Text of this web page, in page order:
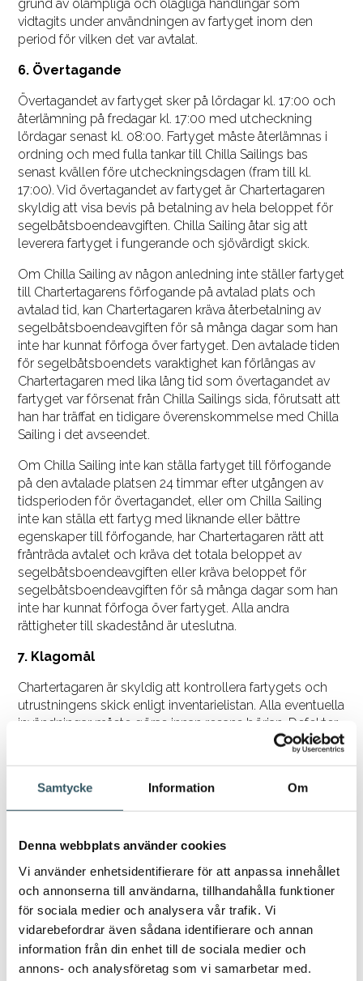
Samtycke Information Om
Denna webbplats använder cookies
Vi använder enhetsidentifierare för att anpassa innehållet
och annonserna till användarna, tillhandahålla funktioner
för sociala medier och analysera vår trafik. Vi
vidarebefordrar även sådana identifierare och annan
information från din enhet till de sociala medier och
annons- och analysföretag som vi samarbetar med.
grund av olämpliga och olagliga handlingar som
vidtagits under användningen av fartyget inom den
period för vilken det var avtalat.
6. Övertagande
Övertagandet av fartyget sker på lördagar kl. 17:00 och
återlämning på fredagar kl. 17:00 med utcheckning
lördagar senast kl. 08:00. Fartyget måste återlämnas i
ordning och med fulla tankar till Chilla Sailings bas
senast kvällen före utcheckningsdagen (fram till kl.
17:00). Vid övertagandet av fartyget är Chartertagaren
skyldig att visa bevis på betalning av hela beloppet för
segelbåtsboendeavgiften. Chilla Sailing åtar sig att
leverera fartyget i fungerande och sjövärdigt skick.
Om Chilla Sailing av någon anledning inte ställer fartyget
till Chartertagarens förfogande på avtalad plats och
avtalad tid, kan Chartertagaren kräva återbetalning av
segelbåtsboendeavgiften för så många dagar som han
inte har kunnat förfoga över fartyget. Den avtalade tiden
för segelbåtsboendets varaktighet kan förlängas av
Chartertagaren med lika lång tid som övertagandet av
fartyget var försenat från Chilla Sailings sida, förutsatt att
han har träffat en tidigare överenskommelse med Chilla
Sailing i det avseendet.
Om Chilla Sailing inte kan ställa fartyget till förfogande
på den avtalade platsen 24 timmar efter utgången av
tidsperioden för övertagandet, eller om Chilla Sailing
inte kan ställa ett fartyg med liknande eller bättre
egenskaper till förfogande, har Chartertagaren rätt att
frånträda avtalet och kräva det totala beloppet av
segelbåtsboendeavgiften eller kräva beloppet för
segelbåtsboendeavgiften för så många dagar som han
inte har kunnat förfoga över fartyget. Alla andra
rättigheter till skadestånd är uteslutna.
7. Klagomål
Chartertagaren är skyldig att kontrollera fartygets och
utrustningens skick enligt inventarielistan. Alla eventuella
invändningar måste göras innan resans början. Defekter
och brister på fartyget och/eller utrustningen som inte
observerades vid övertagandet ger inte Chartertagaren
8. Försäkring
Försäkringen bestäms av de villkor som definieras av
det försäkringsbolag som Chilla Sailing försäkrat
fartyget hos. Villkoren under vilka fartyget är försäkrat
utgör en integrerad del av dessa instruktioner och villkor
för segelbåtsboende och ska överlämnas till
Chartertagaren vid övertagandet av fartyget.
Skador som täcks av försäkringen och i enlighet med
försäkringsvillkoren, som inte har rapporterats till Chilla